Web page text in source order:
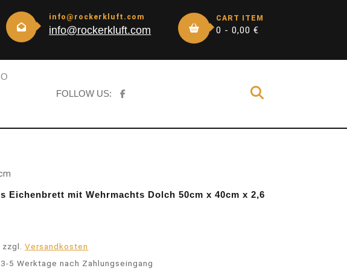
info@rockerkluft.com
info@rockerkluft.com
CART ITEM
0 -0,00€
FOLLOW US:
Eichenbrett mit Wehrmachts Dolch 50cm x 40cm x 2,6
zzgl.Versandkosten
3-5 Werktage nach Zahlungseingang